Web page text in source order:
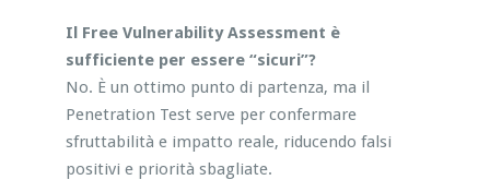
Il Free Vulnerability Assessment è
sufficiente per essere “sicuri”?
No. È un ottimo punto di partenza, ma il
Penetration Test serve per confermare
sfruttabilità e impatto reale, riducendo falsi
positivi e priorità sbagliate.